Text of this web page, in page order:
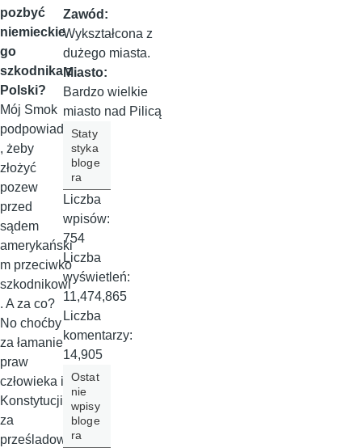
pozbyć
niemieckie
go
szkodnika z
Polski?
Mój Smok
podpowiada
, żeby
złożyć
pozew
przed
sądem
amerykański
m przeciwko
szkodnikowi
. A za co?
No choćby
za łamanie
praw
człowieka i
Konstytucji,
za
prześladow
Zawód:
Wykształcona z
dużego miasta.
Miasto:
Bardzo wielkie
miasto nad Pilicą
Staty
styka
bloge
ra
Liczba
wpisów:
754
Liczba
wyświetleń:
11,474,865
Liczba
komentarzy:
14,905
Ostat
nie
wpisy
bloge
ra